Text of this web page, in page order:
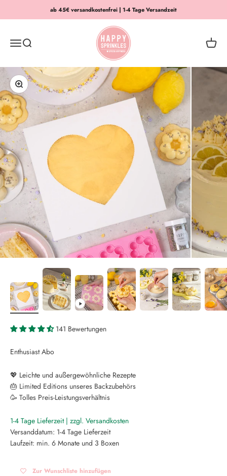
Zum Inhalt springenab 45€ versandkostenfrei | 1-4 Tage Versandzeit
MenüSuche
HAPPY SPRINKLES | D2C
Bild vergrößern
141 Bewertungen
Enthusiast Abo
💖 Leichte und außergewöhnliche Rezepte
🎂 Limited Editions unseres Backzubehörs
🥳 Tolles Preis-Leistungsverhältnis
1-4 Tage Lieferzeit | zzgl. Versandkosten
Versanddatum: 1-4 Tage Lieferzeit
Laufzeit: min. 6 Monate und 3 Boxen
Zur Wunschliste hinzufügen